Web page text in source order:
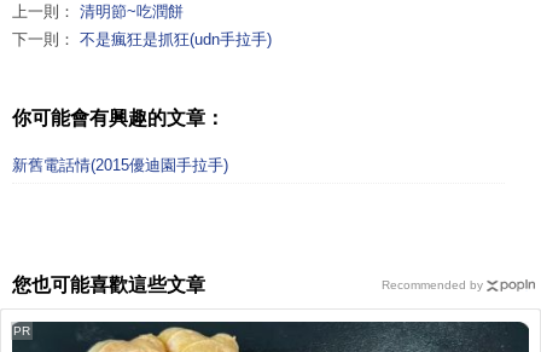
上一則： 清明節~吃潤餅
下一則： 不是瘋狂是抓狂(udn手拉手)
你可能會有興趣的文章：
新舊電話情(2015優迪園手拉手)
您也可能喜歡這些文章
PR
Recommended by